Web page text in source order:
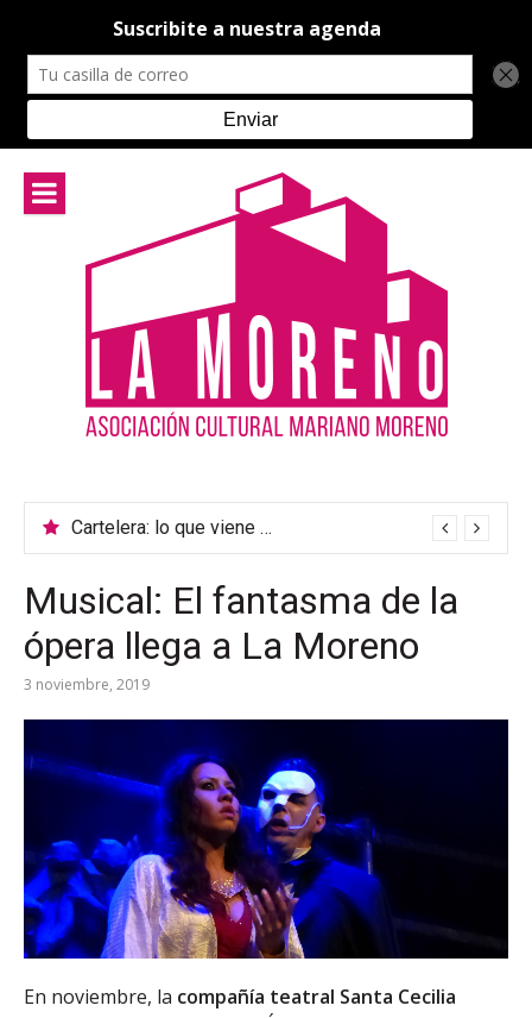
contenido
Cartelera: lo que viene en el teatro de La Moreno
Musical: El fantasma de la
ópera llega a La Moreno
3 noviembre, 2019
En noviembre, la compañía teatral Santa Cecilia